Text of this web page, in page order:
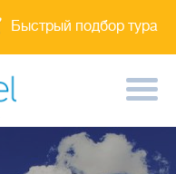
Быстрый подбор тура